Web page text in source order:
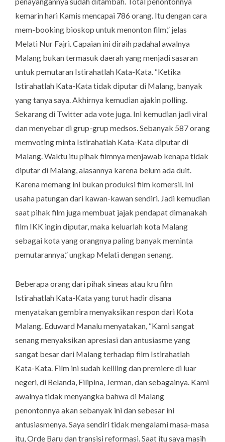
kemarin hari Kamis mencapai 786 orang. Itu dengan cara
mem-booking bioskop untuk menonton film,” jelas
Melati Nur Fajri. Capaian ini diraih padahal awalnya
Malang bukan termasuk daerah yang menjadi sasaran
untuk pemutaran Istirahatlah Kata-Kata. “Ketika
Istirahatlah Kata-Kata tidak diputar di Malang, banyak
yang tanya saya. Akhirnya kemudian ajakin polling.
Sekarang di Twitter ada vote juga. Ini kemudian jadi viral
dan menyebar di grup-grup medsos. Sebanyak 587 orang
memvoting minta Istirahatlah Kata-Kata diputar di
Malang. Waktu itu pihak filmnya menjawab kenapa tidak
diputar di Malang, alasannya karena belum ada duit.
Karena memang ini bukan produksi film komersil. Ini
usaha patungan dari kawan-kawan sendiri. Jadi kemudian
saat pihak film juga membuat jajak pendapat dimanakah
film IKK ingin diputar, maka keluarlah kota Malang
sebagai kota yang orangnya paling banyak meminta
pemutarannya,” ungkap Melati dengan senang.
Beberapa orang dari pihak sineas atau kru film
Istirahatlah Kata-Kata yang turut hadir disana
menyatakan gembira menyaksikan respon dari Kota
Malang. Eduward Manalu menyatakan, “Kami sangat
senang menyaksikan apresiasi dan antusiasme yang
sangat besar dari Malang terhadap film Istirahatlah
Kata-Kata. Film ini sudah keliling danpremieredi luar
negeri, di Belanda, Filipina, Jerman, dan sebagainya. Kami
awalnya tidak menyangka bahwa di Malang
penontonnya akan sebanyak ini dan sebesar ini
antusiasmenya. Saya sendiri tidak mengalami masa-masa
itu, Orde Baru dan transisi reformasi. Saat itu saya masih